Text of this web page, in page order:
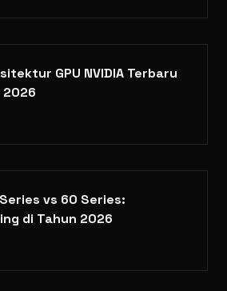
GPU NVIDIA Terbaru
Series vs 60 Series:
di Tahun 2026